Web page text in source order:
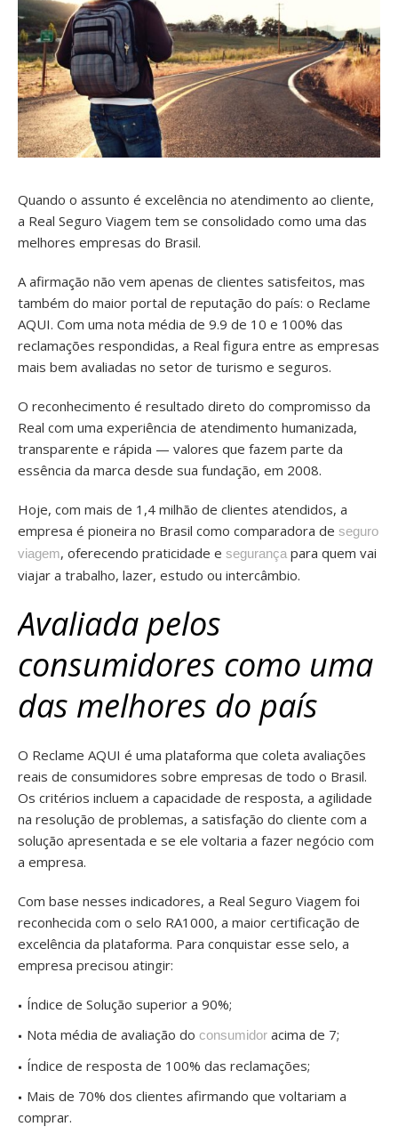
Quando o assunto é excelência no atendimento ao cliente,
a Real Seguro Viagem tem se consolidado como uma das
melhores empresas do Brasil.
A afirmação não vem apenas de clientes satisfeitos, mas
também do maior portal de reputação do país: o Reclame
AQUI. Com uma nota média de 9.9 de 10 e 100% das
reclamações respondidas, a Real figura entre as empresas
mais bem avaliadas no setor de turismo e seguros.
O reconhecimento é resultado direto do compromisso da
Real com uma experiência de atendimento humanizada,
transparente e rápida — valores que fazem parte da
essência da marca desde sua fundação, em 2008.
Hoje, com mais de 1,4 milhão de clientes atendidos, a
empresa é pioneira no Brasil como comparadora de seguro
viagem, oferecendo praticidade e segurançapara quem vai
viajar a trabalho, lazer, estudo ou intercâmbio.
Avaliada pelos
consumidores como uma
das melhores do país
O Reclame AQUI é uma plataforma que coleta avaliações
reais de consumidores sobre empresas de todo o Brasil.
Os critérios incluem a capacidade de resposta, a agilidade
na resolução de problemas, a satisfação do cliente com a
solução apresentada e se ele voltaria a fazer negócio com
a empresa.
Com base nesses indicadores, a Real Seguro Viagem foi
reconhecida com o selo RA1000, a maior certificação de
excelência da plataforma. Para conquistar esse selo, a
empresa precisou atingir:
Índice de Solução superior a 90%;
Nota média de avaliação do consumidor acima de 7;
Índice de resposta de 100% das reclamações;
Mais de 70% dos clientes afirmando que voltariam a
comprar.